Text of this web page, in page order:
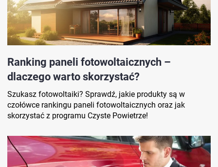
Ranking paneli fotowoltaicznych –
dlaczego warto skorzystać?
Szukasz fotowoltaiki? Sprawdź, jakie produkty są w
czołówce rankingu paneli fotowoltaicznych oraz jak
skorzystać z programu Czyste Powietrze!